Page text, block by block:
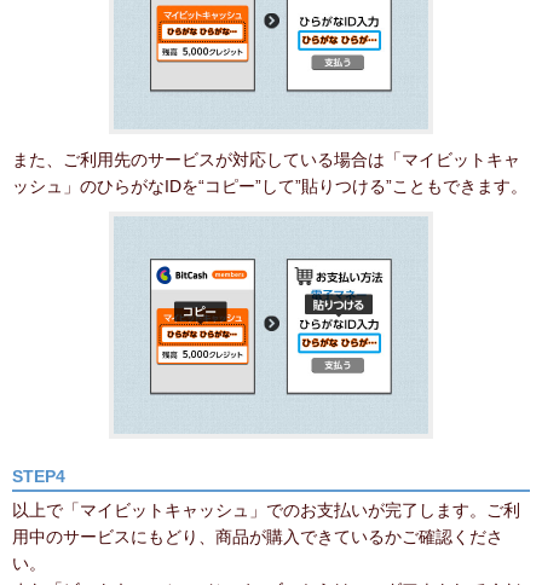
また、ご利用先のサービスが対応している場合は「マイビットキャ
ッシュ」のひらがなIDを“コピー”して”貼りつける”こともできます。
STEP4
以上で「マイビットキャッシュ」でのお支払いが完了します。ご利
用中のサービスにもどり、商品が購入できているかご確認くださ
い。